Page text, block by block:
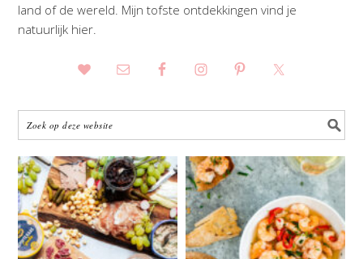
land of de wereld. Mijn tofste ontdekkingen vind je
natuurlijk hier.